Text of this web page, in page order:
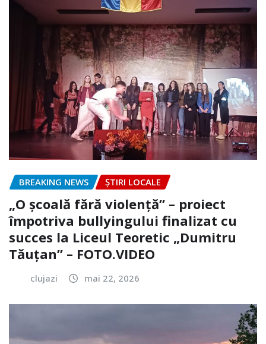
BREAKING NEWS ȘTIRI LOCALE
„O școală fără violență” – proiect
împotriva bullyingului finalizat cu
succes la Liceul Teoretic „Dumitru
Tăuțan” – FOTO.VIDEO
clujazi mai 22, 2026